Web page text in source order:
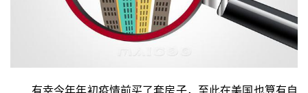
有幸今年年初疫情前买了套房子，至此在美国也算有自